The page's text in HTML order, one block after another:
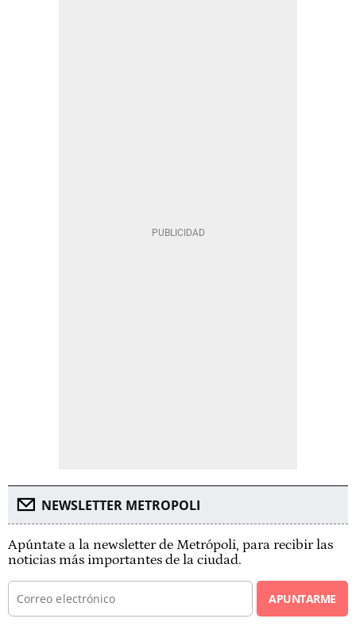
NEWSLETTER METROPOLI
Apúntate a la newsletter de Metrópoli, para recibir las
noticias más importantes de la ciudad.
APUNTARME